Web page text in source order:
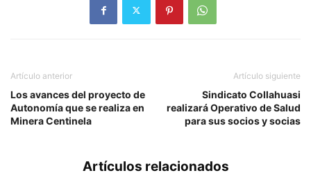
Artículo anterior
Los avances del proyecto de
Autonomía que se realiza en
Minera Centinela
Artículo siguiente
Sindicato Collahuasi
realizará Operativo de Salud
para sus socios y socias
Artículos relacionados